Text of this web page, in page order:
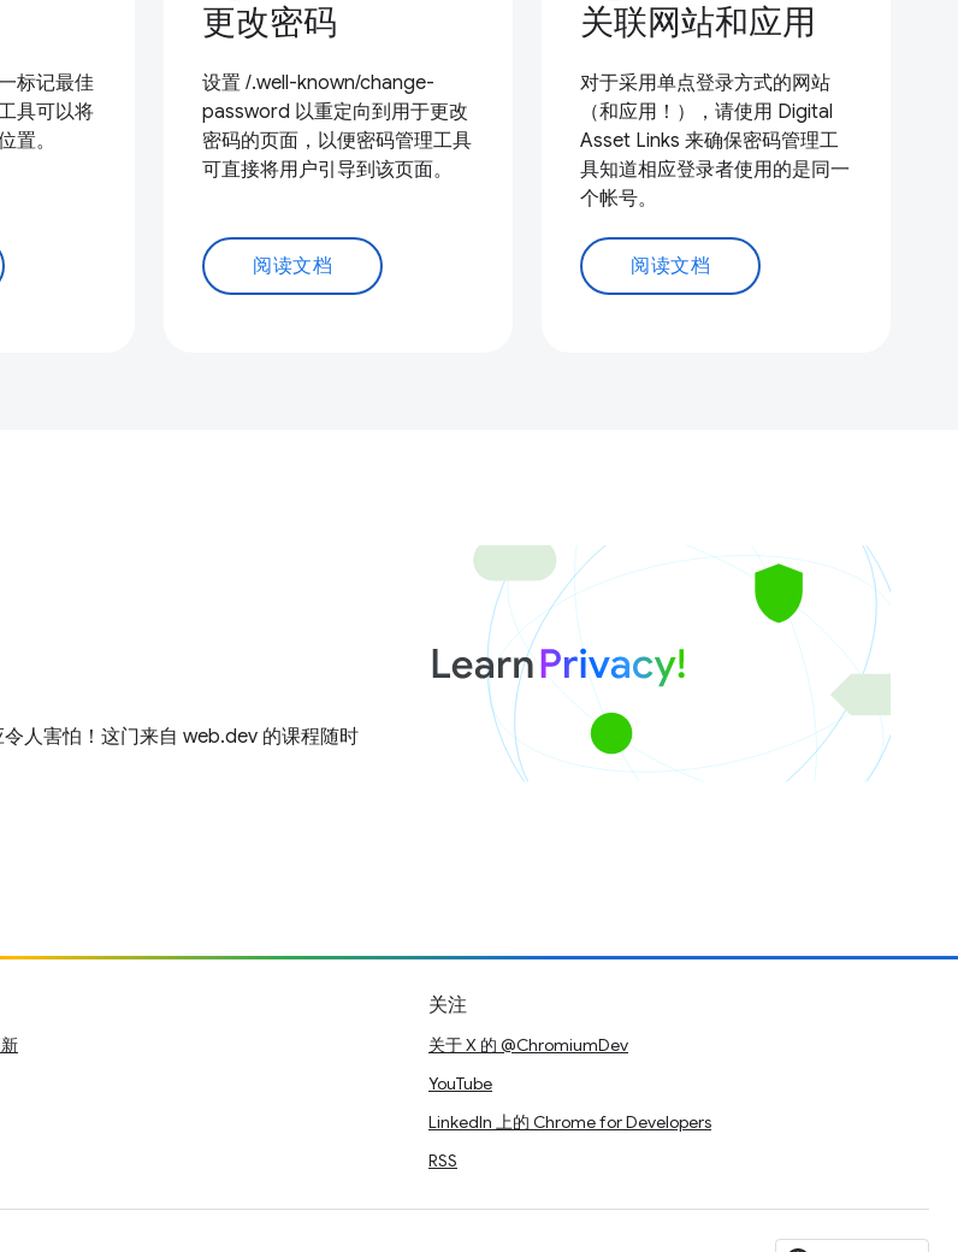
标记最佳
具可以将
置。
更改密码
设置 /.well-known/change-
password 以重定向到用于更改
密码的页面，以便密码管理工具
可直接将用户引导到该页面。
阅读文档
关联网站和应用
对于采用单点登录方式的网站
（和应用！），请使用 Digital
Asset Links 来确保密码管理工
具知道相应登录者使用的是同一
个帐号。
阅读文档
人害怕！这门来自 web.dev 的课程随时
关注
关于 X 的 @ChromiumDev
YouTube
LinkedIn 上的 Chrome for Developers
RSS